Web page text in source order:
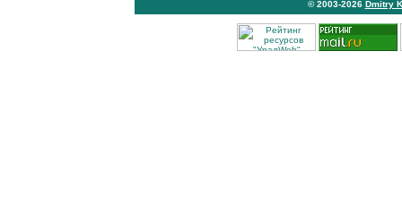
© 2003-2026 Dmitry